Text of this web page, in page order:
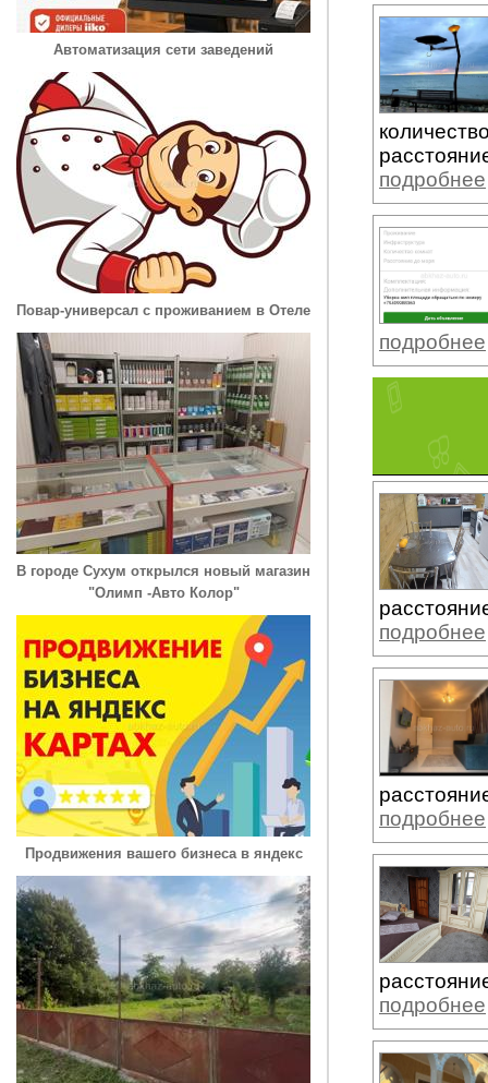
Автоматизация сети заведений
Повар-универсал с проживанием в Отеле
В городе Сухум открылся новый магазин
"Олимп -Авто Колор"
Продвижения вашего бизнеса в яндекс
подробнее
подробнее
подробнее
подробнее
подробнее